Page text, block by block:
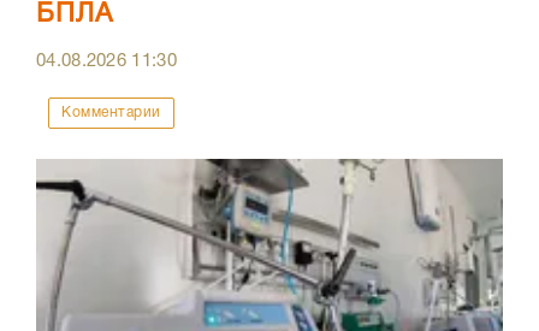
БПЛА
04.08.2026 11:30
Комментарии